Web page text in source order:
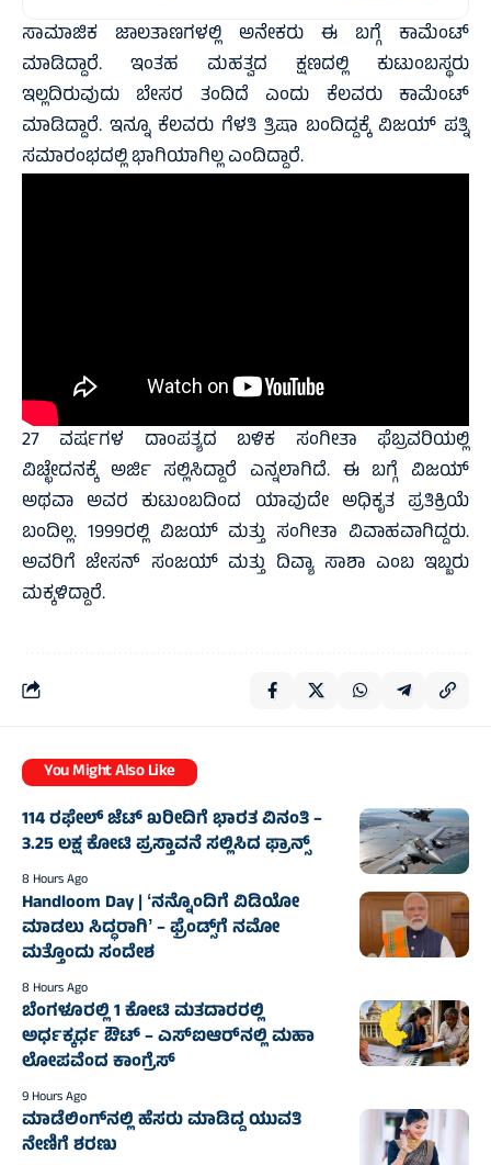
ಸಾಮಾಜಿಕ ಜಾಲತಾಣಗಳಲ್ಲಿ ಅನೇಕರು ಈ ಬಗ್ಗೆ ಕಾಮೆಂಟ್
ಮಾಡಿದ್ದಾರೆ. ಇಂತಹ ಮಹತ್ವದ ಕ್ಷಣದಲ್ಲಿ ಕುಟುಂಬಸ್ಥರು
ಇಲ್ಲದಿರುವುದು ಬೇಸರ ತಂದಿದೆ ಎಂದು ಕೆಲವರು ಕಾಮೆಂಟ್
ಮಾಡಿದ್ದಾರೆ. ಇನ್ನೂ ಕೆಲವರು ಗೆಳತಿ ತ್ರಿಷಾ ಬಂದಿದ್ದಕ್ಕೆ ವಿಜಯ್ ಪತ್ನಿ
ಸಮಾರಂಭದಲ್ಲಿ ಭಾಗಿಯಾಗಿಲ್ಲ ಎಂದಿದ್ದಾರೆ.
27 ವರ್ಷಗಳ ದಾಂಪತ್ಯದ ಬಳಿಕ ಸಂಗೀತಾ ಫೆಬ್ರವರಿಯಲ್ಲಿ
ವಿಚ್ಛೇದನಕ್ಕೆ ಅರ್ಜಿ ಸಲ್ಲಿಸಿದ್ದಾರೆ ಎನ್ನಲಾಗಿದೆ. ಈ ಬಗ್ಗೆ ವಿಜಯ್
ಅಥವಾ ಅವರ ಕುಟುಂಬದಿಂದ ಯಾವುದೇ ಅಧಿಕೃತ ಪ್ರತಿಕ್ರಿಯೆ
ಬಂದಿಲ್ಲ. 1999ರಲ್ಲಿ ವಿಜಯ್ ಮತ್ತು ಸಂಗೀತಾ ವಿವಾಹವಾಗಿದ್ದರು.
ಅವರಿಗೆ ಜೇಸನ್ ಸಂಜಯ್ ಮತ್ತು ದಿವ್ಯಾ ಸಾಶಾ ಎಂಬ ಇಬ್ಬರು
ಮಕ್ಕಳಿದ್ದಾರೆ.
You Might Also Like
114 ರಫೇಲ್ ಜೆಟ್‌ ಖರೀದಿಗೆ ಭಾರತ ವಿನಂತಿ –
3.25 ಲಕ್ಷ ಕೋಟಿ ಪ್ರಸ್ತಾವನೆ ಸಲ್ಲಿಸಿದ ಫ್ರಾನ್ಸ್‌
8 Hours Ago
Handloom Day | ʻನನ್ನೊಂದಿಗೆ ವಿಡಿಯೋ
ಮಾಡಲು ಸಿದ್ಧರಾಗಿʼ – ಫ್ರೆಂಡ್ಸ್‌ಗೆ ನಮೋ
ಮತ್ತೊಂದು ಸಂದೇಶ
8 Hours Ago
ಬೆಂಗಳೂರಲ್ಲಿ 1 ಕೋಟಿ ಮತದಾರರಲ್ಲಿ
ಅರ್ಧಕ್ಕರ್ಧ ಔಟ್ – ಎಸ್‌ಐಆರ್‌ನಲ್ಲಿ ಮಹಾ
ಲೋಪವೆಂದ ಕಾಂಗ್ರೆಸ್
9 Hours Ago
ಮಾಡೆಲಿಂಗ್‌ನಲ್ಲಿ ಹೆಸರು ಮಾಡಿದ್ದ ಯುವತಿ
ನೇಣಿಗೆ ಶರಣು